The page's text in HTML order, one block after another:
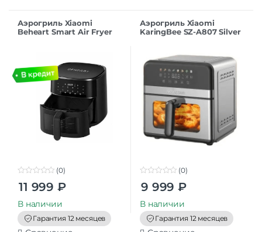
Аэрогриль Xiaomi
Beheart Smart Air Fryer
t
o
f
5
(0)
11 999 ₽
В наличии
Гарантия 12 месяцев
Аэрогриль Xiaomi
KaringBee SZ-A807 Silver
o
t
o
f
5
(0)
9 999 ₽
В наличии
Гарантия 12 месяцев